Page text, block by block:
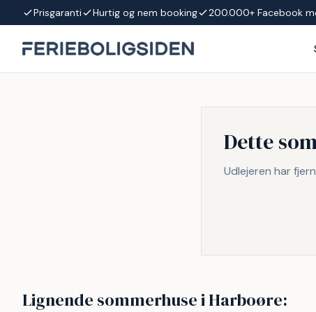
Spring til indhold
Prisgaranti Hurtig og nem booking 200.000+ Facebook
Dette
Udlejeren har
Lignende sommerhuse i Harboøre: